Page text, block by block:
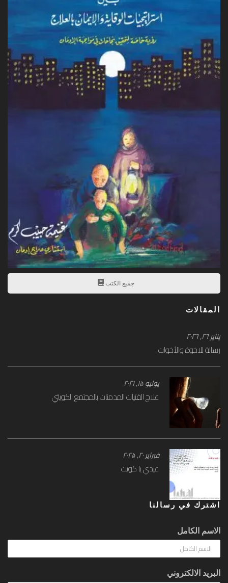
جميع الكتب
المقالات
يناير ۲٦, ۲۰۲٦
رسالة للاخوة والأخوات
يوليو ۱۵, ۲۰۲۱
علاج الفتيات المدمنات بالمجتمع الكويتي
فبراير ۲۰, ۲۰۲۵
عيدي يا كويت
اشترك في رسالنا
الاسم الكامل
البريد الالكتروني